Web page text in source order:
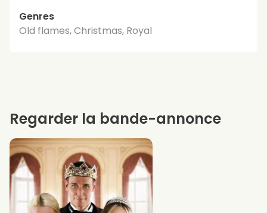
Genres
Old flames, Christmas, Royal
Regarder la bande-annonce